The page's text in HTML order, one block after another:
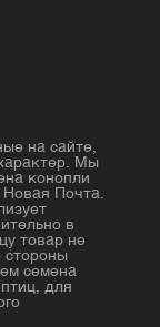
на сайте,
Мы
конопли
Почта.
в
товар не
стороны
семена
для